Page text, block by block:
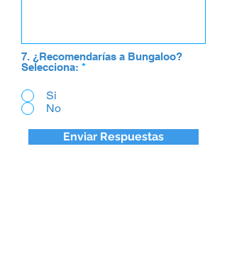
7. ¿Recomendarías a Bungaloo?
Selecciona: *
Si
No
Enviar Respuestas